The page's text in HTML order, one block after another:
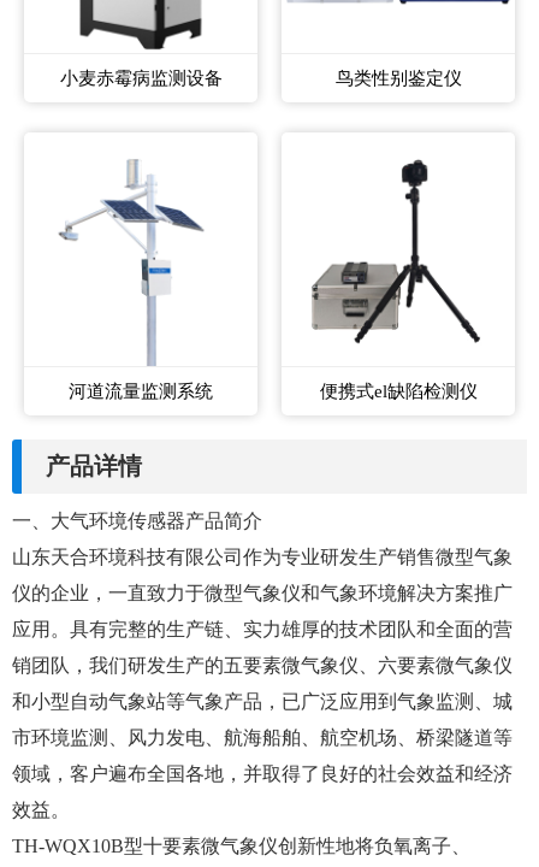
小麦赤霉病监测设备 鸟类性别鉴定仪
河道流量监测系统 便携式el缺陷检测仪
产品详情
一、大气环境传感器产品简介
山东天合环境科技有限公司作为专业研发生产销售微型气象
仪的企业，一直致力于微型气象仪和气象环境解决方案推广
应用。具有完整的生产链、实力雄厚的技术团队和全面的营
销团队，我们研发生产的五要素微气象仪、六要素微气象仪
和小型自动气象站等气象产品，已广泛应用到气象监测、城
市环境监测、风力发电、航海船舶、航空机场、桥梁隧道等
领域，客户遍布全国各地，并取得了良好的社会效益和经济
效益。
TH-WQX10B型十要素微气象仪创新性地将负氧离子、